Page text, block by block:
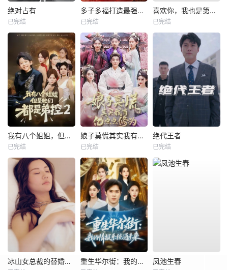
绝对占有
已完结
多子多福打造最强修仙家族
已完结
喜欢你，我也是第一部
已完结
我有八个姐姐，但是他们都是弟控2
已完结
娘子莫慌其实我有亿点点修为
已完结
绝代王者
已完结
冰山女总裁的替婚兵王 重生华尔街：我的情报系统通未来 凤池生春